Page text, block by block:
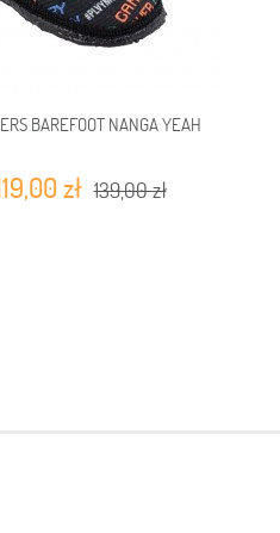
BAREFOOT NANGA YEAH
zł 139,00 zł